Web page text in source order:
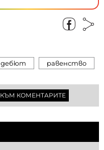
дебют равенство
КЪМ КОМЕНТАРИТЕ